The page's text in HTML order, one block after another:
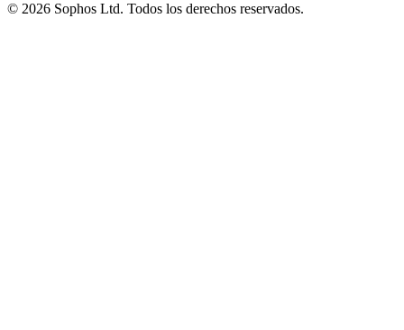
© 2026 Sophos Ltd. Todos los derechos reservados.